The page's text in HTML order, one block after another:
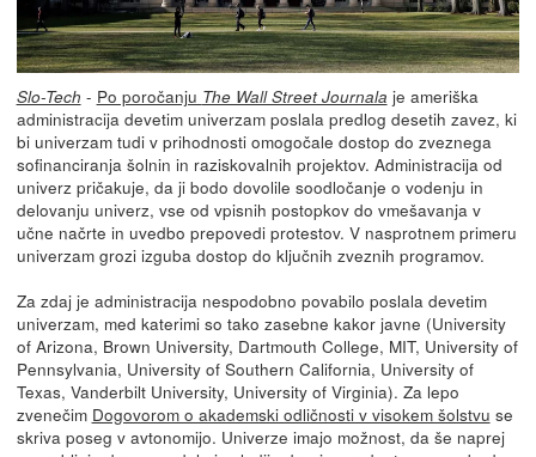
Slo-Tech - Po poročanju The Wall Street Journala je ameriška
administracija devetim univerzam poslala predlog desetih zavez, ki
bi univerzam tudi v prihodnosti omogočale dostop do zveznega
sofinanciranja šolnin in raziskovalnih projektov. Administracija od
univerz pričakuje, da ji bodo dovolile soodločanje o vodenju in
delovanju univerz, vse od vpisnih postopkov do vmešavanja v
učne načrte in uvedbo prepovedi protestov. V nasprotnem primeru
univerzam grozi izguba dostop do ključnih zveznih programov.
Za zdaj je administracija nespodobno povabilo poslala devetim
univerzam, med katerimi so tako zasebne kakor javne (University
of Arizona, Brown University, Dartmouth College, MIT, University of
Pennsylvania, University of Southern California, University of
Texas, Vanderbilt University, University of Virginia). Za lepo
zvenečim Dogovorom o akademski odličnosti v visokem šolstvu se
skriva poseg v avtonomijo. Univerze imajo možnost, da še naprej